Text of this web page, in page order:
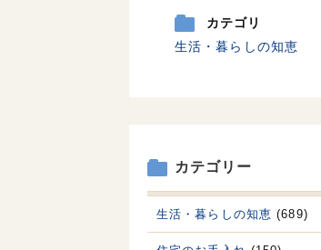
カテゴリ
生活・暮らしの知恵
カテゴリー
生活・暮らしの知恵 (689)